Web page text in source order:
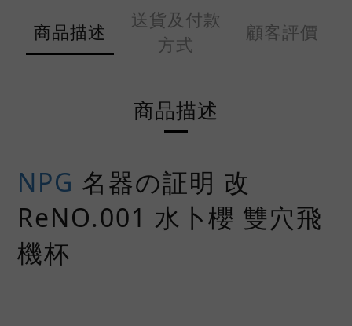
商品描述
送貨及付款
方式
顧客評價
商品描述
NPG 名器の証明 改
ReNO.001 水卜櫻 雙穴飛
機杯